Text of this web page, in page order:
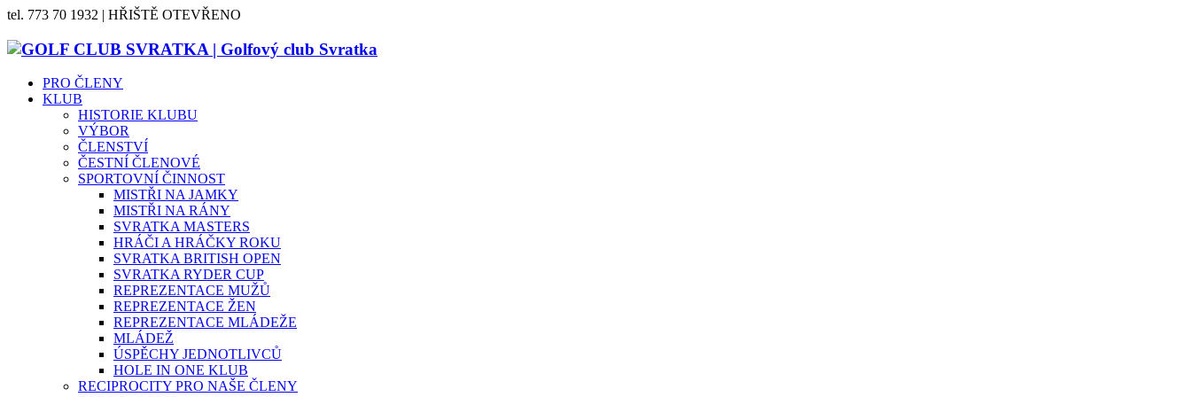
tel. 773 70 1932 | HŘIŠTĚ OTEVŘENO
PRO ČLENY
KLUB
HISTORIE KLUBU
VÝBOR
ČLENSTVÍ
ČESTNÍ ČLENOVÉ
SPORTOVNÍ ČINNOST
MISTŘI NA JAMKY
MISTŘI NA RÁNY
SVRATKA MASTERS
HRÁČI A HRÁČKY ROKU
SVRATKA BRITISH OPEN
SVRATKA RYDER CUP
REPREZENTACE MUŽŮ
REPREZENTACE ŽEN
REPREZENTACE MLÁDEŽE
MLÁDEŽ
ÚSPĚCHY JEDNOTLIVCŮ
HOLE IN ONE KLUB
RECIPROCITY PRO NAŠE ČLENY